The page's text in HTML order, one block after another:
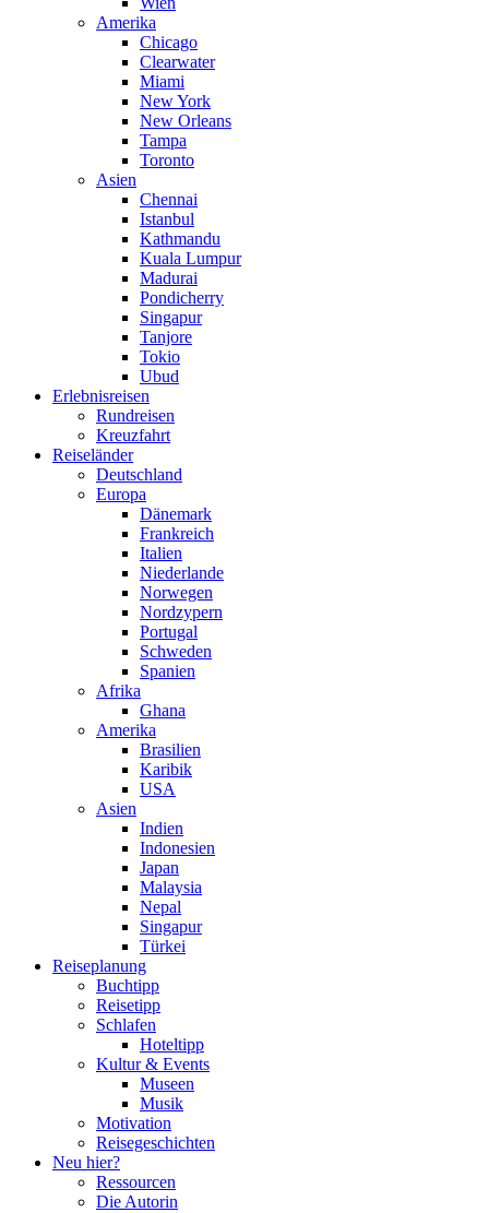
Amerika
Chicago
Clearwater
Miami
New York
New Orleans
Tampa
Toronto
Asien
Chennai
Istanbul
Kathmandu
Kuala Lumpur
Madurai
Pondicherry
Singapur
Tanjore
Tokio
Ubud
Erlebnisreisen
Rundreisen
Kreuzfahrt
Reiseländer
Deutschland
Europa
Dänemark
Frankreich
Italien
Niederlande
Norwegen
Nordzypern
Portugal
Schweden
Spanien
Afrika
Ghana
Amerika
Brasilien
Karibik
USA
Asien
Indien
Indonesien
Japan
Malaysia
Nepal
Singapur
Türkei
Reiseplanung
Buchtipp
Reisetipp
Schlafen
Hoteltipp
Kultur & Events
Museen
Musik
Motivation
Reisegeschichten
Neu hier?
Ressourcen
Die Autorin